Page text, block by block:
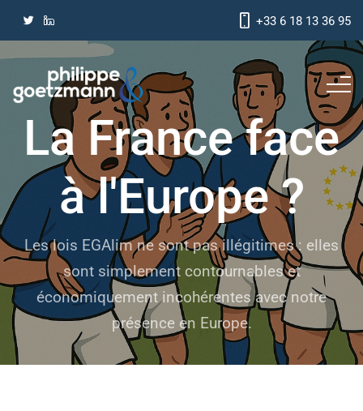
+33 6 18 13 36 95
La France face
à l'Europe ?
Les lois EGAlim ne sont pas illégitimes : elles
sont simplement contournables et
économiquement incohérentes avec notre
présence en Europe.